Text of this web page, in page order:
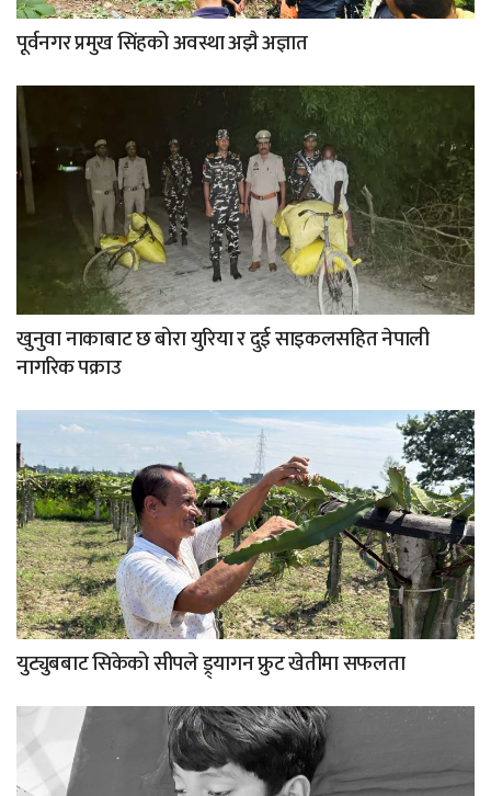
पूर्वनगर प्रमुख सिंहको अवस्था अझै अज्ञात
खुनुवा नाकाबाट छ बोरा युरिया र दुई साइकलसहित नेपाली
नागरिक पक्राउ
युट्युबबाट सिकेको सीपले ड्र्यागन फ्रुट खेतीमा सफलता